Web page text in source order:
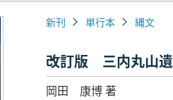
新刊 単行本 縄文
改訂版 三内丸山
岡田 康博 著